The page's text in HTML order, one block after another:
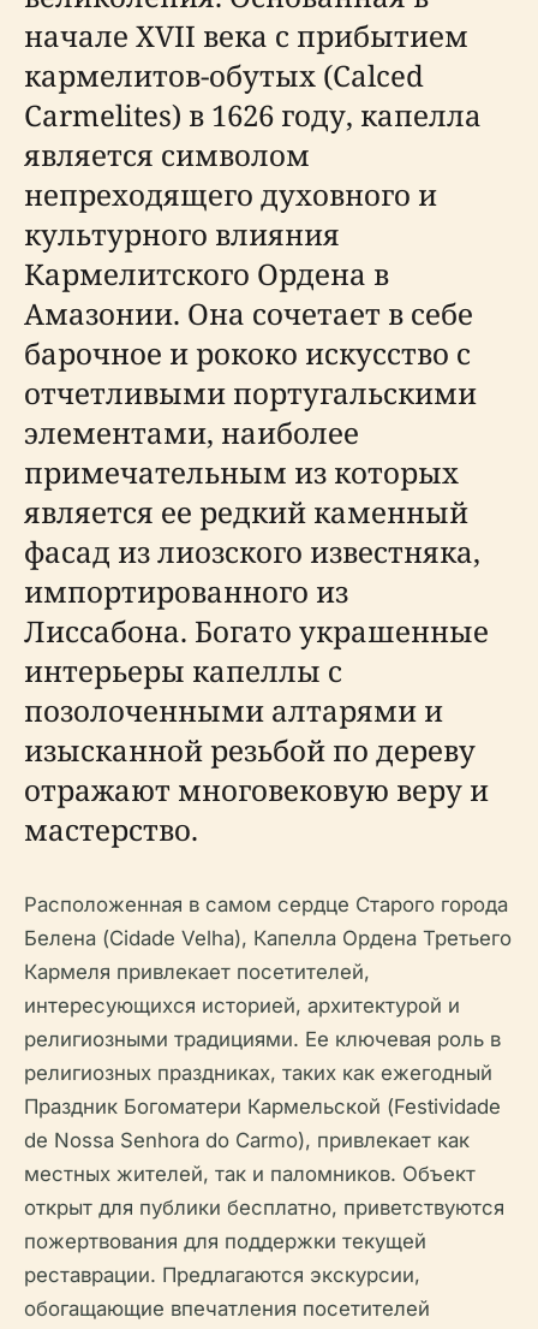
начале XVII века с прибытием
кармелитов-обутых (Calced
Carmelites) в 1626 году, капелла
является символом
непреходящего духовного и
культурного влияния
Кармелитского Ордена в
Амазонии. Она сочетает в себе
барочное и рококо искусство с
отчетливыми португальскими
элементами, наиболее
примечательным из которых
является ее редкий каменный
фасад из лиозского известняка,
импортированного из
Лиссабона. Богато украшенные
интерьеры капеллы с
позолоченными алтарями и
изысканной резьбой по дереву
отражают многовековую веру и
мастерство.
Расположенная в самом сердце Старого города
Белена (Cidade Velha), Капелла Ордена Третьего
Кармеля привлекает посетителей,
интересующихся историей, архитектурой и
религиозными традициями. Ее ключевая роль в
религиозных праздниках, таких как ежегодный
Праздник Богоматери Кармельской (Festividade
de Nossa Senhora do Carmo), привлекает как
местных жителей, так и паломников. Объект
открыт для публики бесплатно, приветствуются
пожертвования для поддержки текущей
реставрации. Предлагаются экскурсии,
обогащающие впечатления посетителей